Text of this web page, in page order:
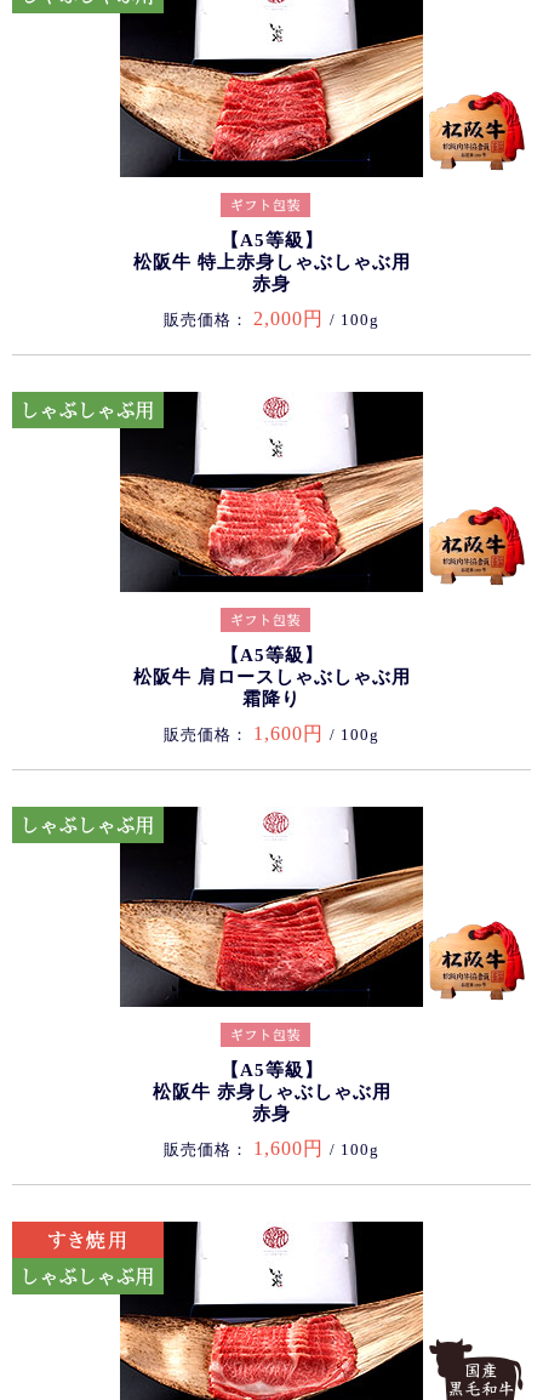
【A5等級】
松阪牛 特上赤身しゃぶしゃぶ用
赤身
販売価格： 2,000円 / 100g
【A5等級】
松阪牛 肩ロースしゃぶしゃぶ用
霜降り
販売価格： 1,600円 / 100g
【A5等級】
松阪牛 赤身しゃぶしゃぶ用
赤身
販売価格： 1,600円 / 100g